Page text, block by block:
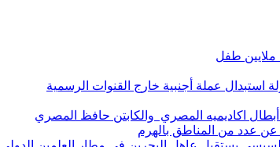
عملة أجنبية خارج القنوات الرسمية
اكاديميه المصري والكابتن حافظ المصري
عن عدد من المناطق بالهرم